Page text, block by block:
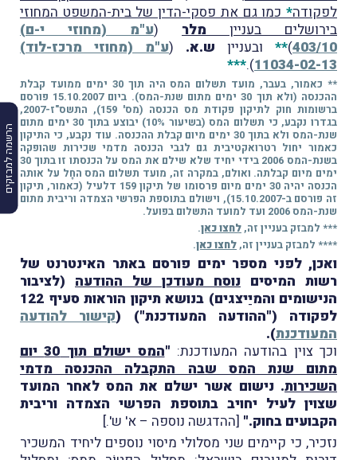
הרשמה למבזקים
לפקודה*כמו גם את פסקי-הדין של בית-המשפט המחוזי
בירושלים בענייןמלר (ע"מ (מחוזי י-ם)
403/10
)
** ובעניין ש.א. (ע"מ (מחוזי מרכז-לוד)
11034-02-13
).
***
** כאמור, בעבר, מועד תשלום המס היה תוך 30 ימים ממועד קבלת
ההכנסה (ולא תוך 30 ימים מתום שנת-המס). ביום 15.10.2007 פורסם
ברשומות חוק לתיקון פקודת מס הכנסה (מס' 159), התשס"ז-2007,
בגדרו נקבע, כי תשלום המס (בשיעור 10%) יבוצע בתוך 30 ימים מתום
שנת-המס ולא בתוך 30 ימים מיום קבלת ההכנסה. עוד נקבע, כי התיקון
כאמור יחול רטרואקטיבית גם לגבי הכנסה מדמי שכירות שהופקה
בשנת-המס 2006 בידי יחיד שלא שילם את המס על הכנסתו זו בתוך 30
ימים מיום קבלתה. ואולם, במקרה זה, מועד תשלום המס החָל על אותה
הכנסה יהיה 30 ימים מיום פרסומו של תיקון 159 דלעיל (כאמור, תיקון
זה פורסם ב-15.10.2007), וישולם בתוספת הפרשי הצמדה וריבית מתום
שנת-המס 2006 ועד למועד התשלום בפועל.
*** למבזק בעניין זה,לחצו כאן.
**** למבזק בעניין זה,לחצו כאן.
ואכן, לפני מספר ימים פורסם באתר האינטרנט של
רשות המיסים נוסח מעודכן של ההודעה (לציבור
הנישומים והמיַיצגים) בנושא תיקון הוראות סעיף 122
לפקודה ("ההודעה המעודכנת") (קישור להודעה
המעודכנת).
וכך צוין בהודעה המעודכנת: "
המס ישולם תוך 30 יום
מתום שנת המס שבה התקבלה ההכנסה מדמי
השכירות. נישום אשר ישלם את המס לאחר המועד
שצוין לעיל יחויב בתוספת הפרשי הצמדה וריבית
הקבועים בחוק." [ההדגשה נוספה – א' ש'.]
נזכיר, כי קיימים שני מסלולי מיסוי נוספים ליחיד המשכיר